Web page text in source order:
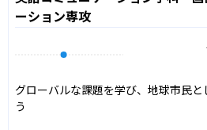
ーション専攻
グローバルな課題を学び、地球市民
う